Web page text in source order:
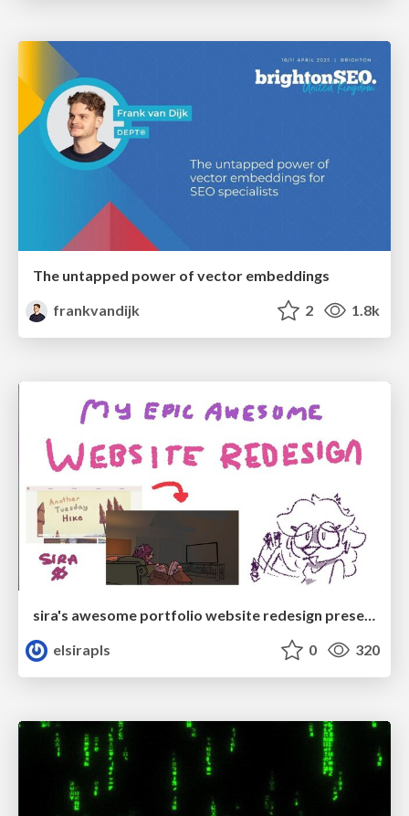
The untapped power of vector embeddings
frankvandijk
2 1.8k
sira's awesome portfolio website redesign presentation
elsirapls
0 320